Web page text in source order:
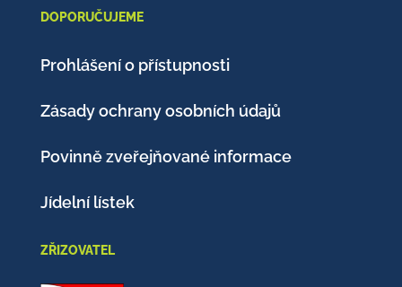
DOPORUČUJEME
Prohlášení o přístupnosti
Zásady ochrany osobních údajů
Povinně zveřejňované informace
Jídelní lístek
ZŘIZOVATEL